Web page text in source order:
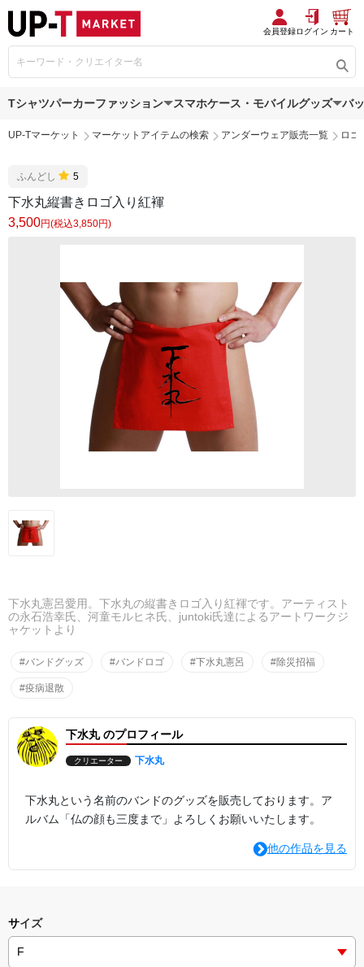
会員登録ログイン カート
Tシャツパーカーファッション スマホケース・モバイルグッズ バ
UP-Tマーケット マーケットアイテムの検索 アンダーウェア販売一覧 ロゴ
ふんどし 5
下水丸縦書きロゴ入り紅褌
3,500円(税込3,850円)
下水丸憲呂愛用。下水丸の縦書きロゴ入り紅褌です。アーティスト
の永石浩幸氏、河童モルヒネ氏、juntoki氏達によるアートワークジ
ャケットより
#バンドグッズ #バンドロゴ #下水丸憲呂 #除災招福
#疫病退散
下水丸 のプロフィール
クリエーター 下水丸
下水丸という名前のバンドのグッズを販売しております。ア
ルバム「仏の顔も三度まで」よろしくお願いいたします。
他の作品を見る
サイズ